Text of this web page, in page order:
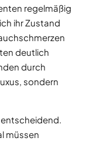
regelmäßig
ihr Zustand
deutlich
durch
sondern
müssen